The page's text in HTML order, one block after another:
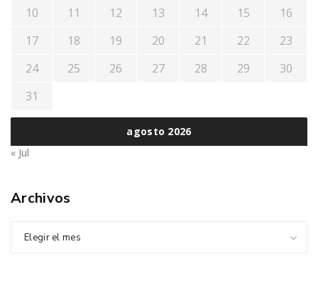
agosto 2026
10
11 12 13 14 15
16
17
18 19 20 21 22
23
24
25 26 27 28 29
30
31
« Jul
Archivos
Elegir el mes